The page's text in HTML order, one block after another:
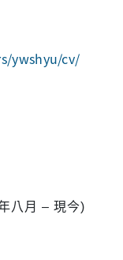
ywshyu/cv/
八月 – 現今)